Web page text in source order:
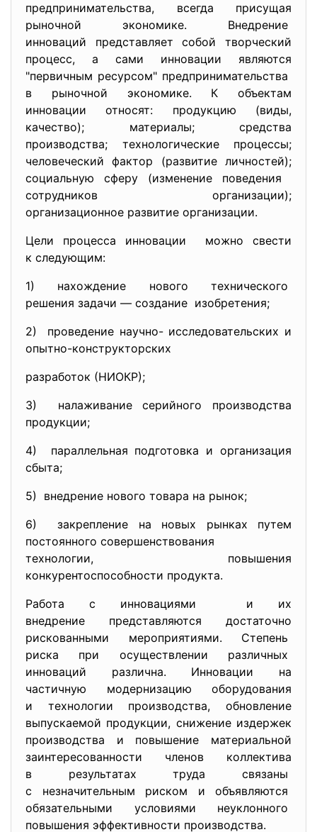
предпринимательства, всегда присущая
рыночной экономике. Внедрение
инноваций представляет собой творческий
процесс, а сами инновации являются
"первичным ресурсом" предпринимательства
в рыночной экономике. К объектам
инновации относят: продукцию (виды,
качество); материалы; средства
производства; технологические процессы;
человеческий фактор (развитие личностей);
социальную сферу (изменение поведения
сотрудников организации);
организационное развитие организации.
Цели процесса инновации можно свести
к следующим:
1) нахождение нового технического
решения задачи — создание изобретения;
2) проведение научно- исследовательских и
опытно-конструкторских
разработок (НИОКР);
3) налаживание серийного производства
продукции;
4) параллельная подготовка и организация
сбыта;
5) внедрение нового товара на рынок;
6) закрепление на новых рынках путем
постоянного совершенствования
технологии, повышения
конкурентоспособности продукта.
Работа с инновациями и их
внедрение представляются достаточно
рискованными мероприятиями. Степень
риска при осуществлении различных
инноваций различна. Инновации на
частичную модернизацию оборудования
и технологии производства, обновление
выпускаемой продукции, снижение издержек
производства и повышение материальной
заинтересованности членов коллектива
в результатах труда связаны
с незначительным риском и объявляются
обязательными условиями неуклонного
повышения эффективности производства.